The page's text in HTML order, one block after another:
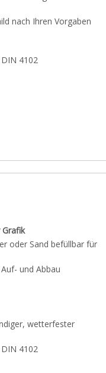
nach Ihren Vorgaben
4102
oder Sand befüllbar für
und Abbau
wetterfester
4102